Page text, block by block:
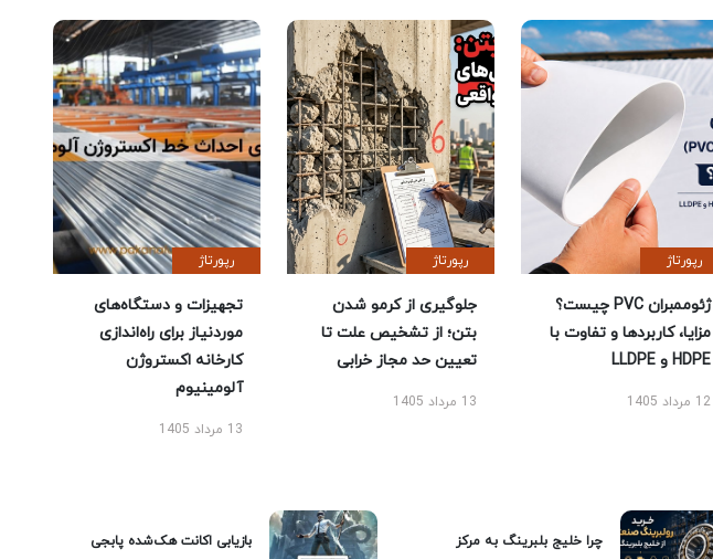
رپورتاژ
ژئوممبران PVC چیست؟
مزایا، کاربردها و تفاوت با
HDPE و LLDPE
12 مرداد 1405
رپورتاژ
جلوگیری از کرمو شدن
بتن؛ از تشخیص علت تا
تعیین حد مجاز خرابی
13 مرداد 1405
رپورتاژ
تجهیزات و دستگاه‌های
موردنیاز برای راه‌اندازی
کارخانه اکستروژن
آلومینیوم
13 مرداد 1405
چرا خلیج بلبرینگ به مرکز
بازیابی اکانت هک‌شده پابجی